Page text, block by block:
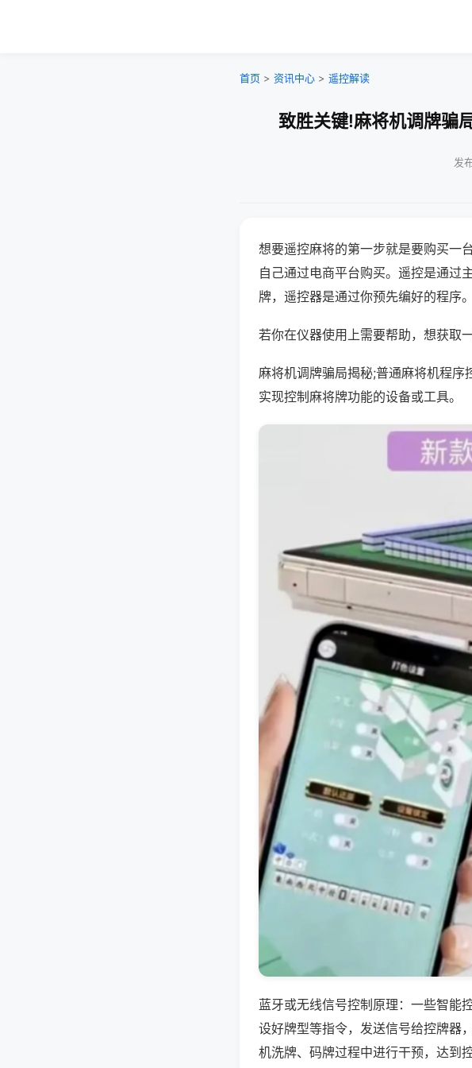
首页 > 资讯中心 > 遥控解读
致胜关键!麻将机调牌骗
发
想要遥控麻将的第一步就是要购买一
自己通过电商平台购买。遥控是通过
牌，遥控器是通过你预先编好的程序。
若你在仪器使用上需要帮助，想获取
麻将机调牌骗局揭秘;普通麻将机程
实现控制麻将牌功能的设备或工具。
蓝牙或无线信号控制原理：一些智能
设好牌型等指令，发送信号给控牌器
机洗牌、码牌过程中进行干预，达到控